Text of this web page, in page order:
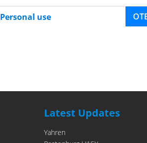
Personal use
Latest Updates
Yahren